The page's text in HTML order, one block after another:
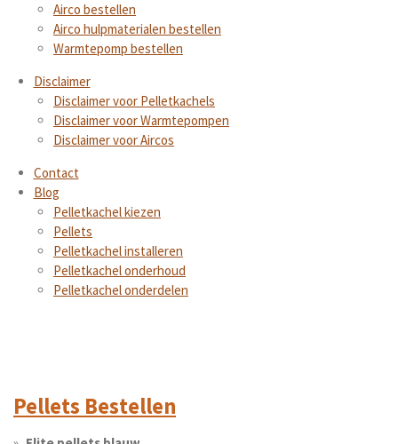
Airco bestellen
Airco hulpmaterialen bestellen
Warmtepomp bestellen
Disclaimer
Disclaimer voor Pelletkachels
Disclaimer voor Warmtepompen
Disclaimer voor Aircos
Contact
Blog
Pelletkachel kiezen
Pellets
Pelletkachel installeren
Pelletkachel onderhoud
Pelletkachel onderdelen
Pellets Bestellen